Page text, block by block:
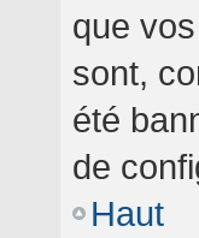
que
sont,
été
de
Haut